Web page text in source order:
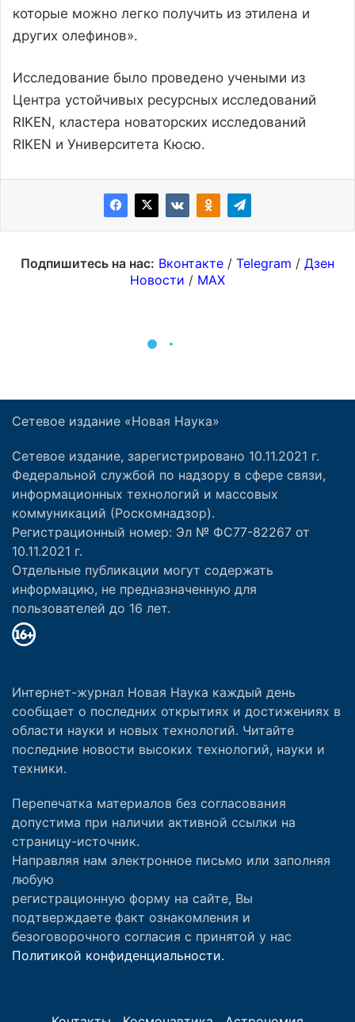
Сетевое издание «Новая Наука»
Сетевое издание, зарегистрировано 10.11.2021 г.
Федеральной службой по надзору в сфере связи,
информационных технологий и массовых
коммуникаций (Роскомнадзор).
Регистрационный номер: Эл № ФС77-82267 от
10.11.2021 г.
Отдельные публикации могут содержать
информацию, не предназначенную для
пользователей до 16 лет.
Интернет-журнал Новая Наука каждый день
сообщает о последних открытиях и достижениях в
области науки и новых технологий. Читайте
последние новости высоких технологий, науки и
техники.
Перепечатка материалов без согласования
допустима при наличии активной ссылки на
страницу-источник.
Направляя нам электронное письмо или заполняя
любую
регистрационную форму на сайте, Вы
подтверждаете факт ознакомления и
безоговорочного согласия с принятой у нас
Политикой конфиденциальности.